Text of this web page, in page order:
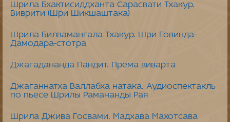
Шрила Бхактисиддханта Сарасвати Тхакур.
Виврити (Шри Шикшаштака)
Шрила Билвамангала Тхакур. Шри Говинда-
Дамодара-стотра
Джагадананда Пандит. Према виварта
Джаганнатха Валлабха натака. Аудиоспектакль
по пьесе Шрилы Рамананды Рая
Шрила Джива Госвами. Мадхава Махотсава